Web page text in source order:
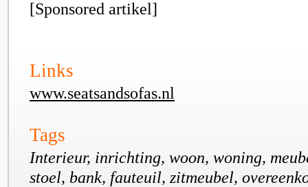
[Sponsored artikel]
Links
www.seatsandsofas.nl
Tags
Interieur, inrichting, woon, woning,
stoel, bank, fauteuil, zitmeubel,